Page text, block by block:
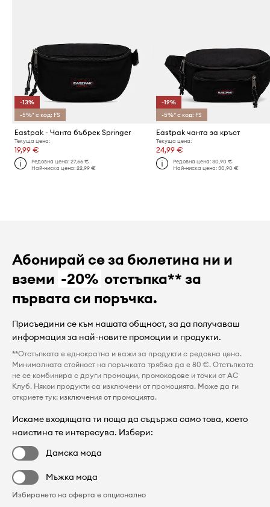
-13%
-5%* с код: FS
Eastpak - Чанта бъбрек Springer
Текуща цена:
19,99 €
Редовна цена:27,56 €
Най-ниска цена:22,99 €
-19%
-5%* с код: FS
Eastpak чанта за кръст
Текуща цена:
24,99 €
Редовна цена: 30,90 €
Най-ниска цена: 30,90 €
Абонирай се за бюлетина ни и
вземи -20% отстъпка** за
първата си поръчка.
Присъедини се към нашата общност, за да получаваш
информация за най-новите промоции и продукти.
**Отстъпката е еднократна и важи за продукти с редовна цена.
Минималната стойност на поръчката трябва да е 80 €. Отстъпката
не се комбинира с други промоции, промокодове и точки от AC
Клуб. Някои продукти са изключени от промоцията. Може да ги
откриете тук: изключения от промоцията.
Искаме входящата ти поща да съдържа само това, което
наистина те интересува. Избери:
Дамска мода
Мъжка мода
Избирането на оферта е опционално